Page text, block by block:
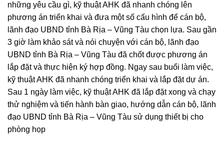
những yêu cầu gì, kỹ thuật AHK đã nhanh chóng lên
phương án triển khai và đưa một số cấu hình để cán bộ,
lãnh đạo UBND tỉnh Bà Rịa – Vũng Tàu chọn lựa. Sau gần
3 giờ làm khảo sát và nói chuyện với cán bộ, lãnh đạo
UBND tỉnh Bà Rịa – Vũng Tàu đã chốt được phương án
lắp đặt và thực hiện ký hợp đồng. Ngay sau buổi làm việc,
kỹ thuật AHK đã nhanh chóng triển khai và lắp đặt dự án.
Sau 1 ngày làm việc, kỹ thuật AHK đã lắp đặt xong và chạy
thử nghiệm và tiến hành bàn giao, hướng dẫn cán bộ, lãnh
đạo UBND tỉnh Bà Rịa – Vũng Tàu sử dụng thiết bị cho
phòng họp